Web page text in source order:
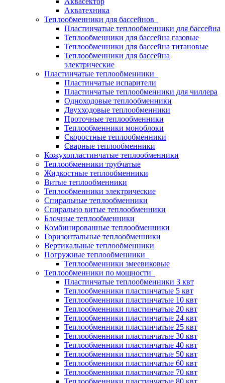
Акватехника
Теплообменники для бассейнов
Пластинчатые теплообменники для бассейна
Теплообменники для бассейна газовые
Теплообменники для бассейна титановые
Теплообменники для бассейна
электрические
Пластинчатые теплообменники
Пластинчатые испарители
Пластинчатые теплообменники для чиллера
Одноходовые теплообменники
Двухходовые теплообменники
Проточные теплообменники
Теплообменники моноблоки
Скоростные теплообменники
Сварные теплообменники
Кожухопластинчатые теплообменники
Теплообменники трубчатые
Жидкостные теплообменники
Витые теплообменники
Теплообменники электрические
Спиральные теплообменники
Спирально витые теплообменники
Блочные теплообменники
Комбинированные теплообменники
Горизонтальные теплообменники
Вертикальные теплообменники
Погружные теплообменники
Теплообменники змеевиковые
Теплообменники по мощности
Пластинчатые теплообменники 3 квт
Теплообменники пластинчатые 5 квт
Теплообменники пластинчатые 10 квт
Теплообменники пластинчатые 20 квт
Теплообменники пластинчатые 24 квт
Теплообменники пластинчатые 25 квт
Теплообменники пластинчатые 30 квт
Теплообменники пластинчатые 40 квт
Теплообменники пластинчатые 50 квт
Теплообменники пластинчатые 60 квт
Теплообменники пластинчатые 70 квт
Теплообменники пластинчатые 80 квт